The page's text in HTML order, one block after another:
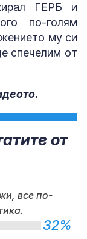
ГЕРБ и
по-голям
му си
спечелим от
от
все по-
32%